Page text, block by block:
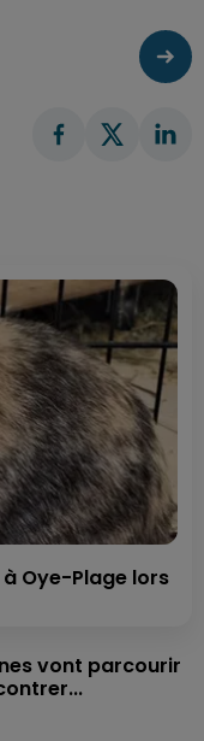
Oye-Plage lors
vont parcourir